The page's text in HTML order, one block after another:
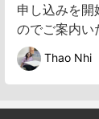
申し込みを開
のでご案内い
Thao Nhi